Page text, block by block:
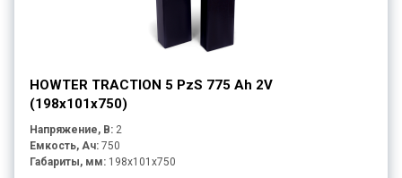
HOWTER TRACTION 5 PzS 775 Ah 2V
(198x101x750)
Напряжение, В: 2
Емкость, Ач: 750
Габариты, мм: 198x101x750